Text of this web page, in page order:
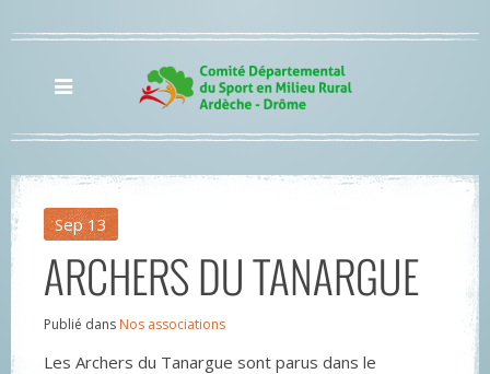
Sep 13
ARCHERS DU TANARGUE
Publié dans Nos associations
Les Archers du Tanargue sont parus dans le